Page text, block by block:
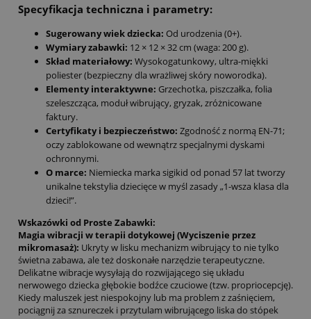
Specyfikacja techniczna i parametry:
Sugerowany wiek dziecka: Od urodzenia (0+).
Wymiary zabawki: 12 × 12 × 32 cm (waga: 200 g).
Skład materiałowy: Wysokogatunkowy, ultra-miękki
poliester (bezpieczny dla wrażliwej skóry noworodka).
Elementy interaktywne: Grzechotka, piszczałka, folia
szeleszcząca, moduł wibrujący, gryzak, zróżnicowane
faktury.
Certyfikaty i bezpieczeństwo: Zgodność z normą EN-71;
oczy zablokowane od wewnątrz specjalnymi dyskami
ochronnymi.
O marce: Niemiecka marka sigikid od ponad 57 lat tworzy
unikalne tekstylia dziecięce w myśl zasady „1-wsza klasa dla
dzieci!”.
Wskazówki od Proste Zabawki:
Magia wibracji w terapii dotykowej (Wyciszenie przez
mikromasaż): Ukryty w lisku mechanizm wibrujący to nie tylko
świetna zabawa, ale też doskonałe narzędzie terapeutyczne.
Delikatne wibracje wysyłają do rozwijającego się układu
nerwowego dziecka głębokie bodźce czuciowe (tzw. propriocepcję).
Kiedy maluszek jest niespokojny lub ma problem z zaśnięciem,
pociągnij za sznureczek i przytulam wibrującego liska do stópek